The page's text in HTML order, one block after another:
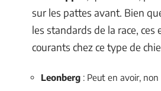
sur les pattes avant. Bien
les standards de la race, ces
courants chez ce type de
Leonberg : Peut en avoir, non